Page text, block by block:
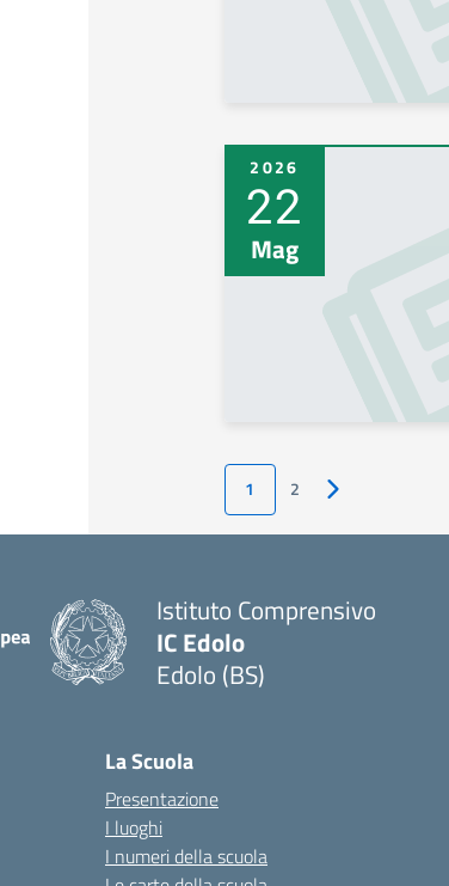
2026
22
Mag
1 2 Pagina successiva
Istituto Comprensivo
IC Edolo
Edolo (BS)
La Scuola
Presentazione
I luoghi
I numeri della scuola